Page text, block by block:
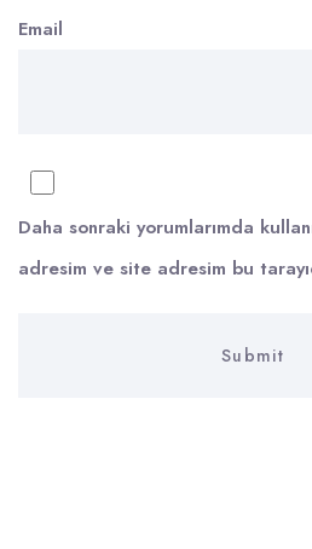
Email
Daha sonraki yorumlarımda
adresim ve site adresim bu